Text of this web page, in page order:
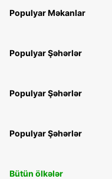
Populyar Məkanlar
Populyar Şəhərlər
Populyar Şəhərlər
Populyar Şəhərlər
Bütün ölkələr